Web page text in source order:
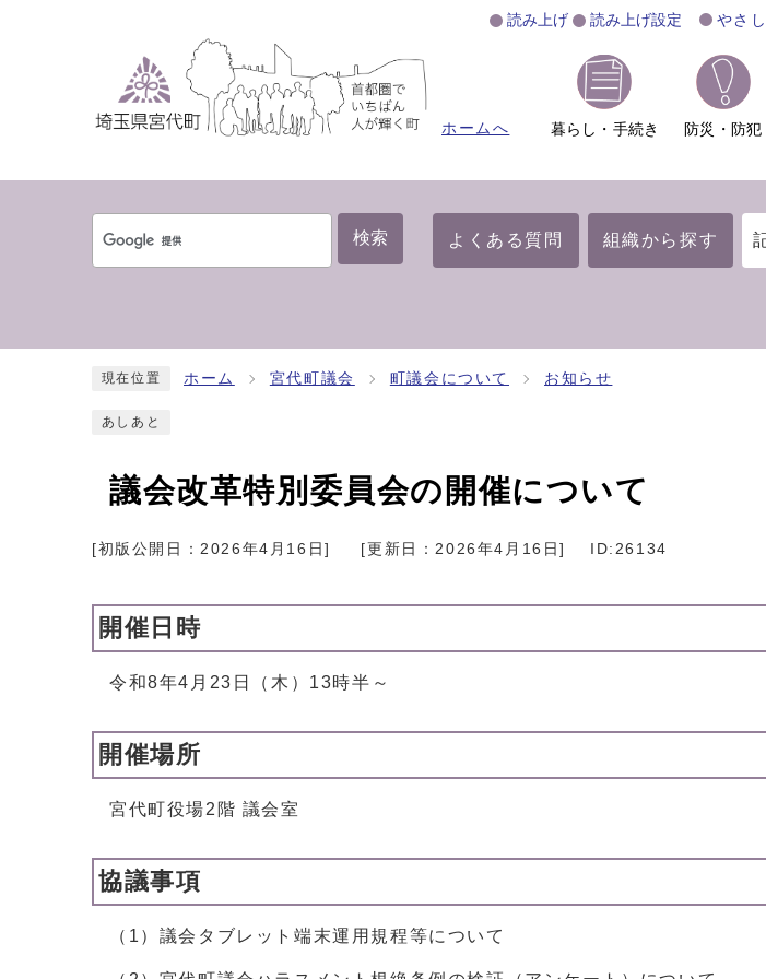
読み上げ 読み上げ設定 やさ
ホームへ 暮らし・手続き 防災・防犯
検索 よくある質問 組織から探す
現在位置 ホーム 宮代町議会 町議会について お知らせ
あしあと
議会改革特別委員会の開催について
[初版公開日：2026年4月16日] [更新日：2026年4月16日] ID:26134
開催日時
令和8年4月23日（木）13時半～
開催場所
宮代町役場2階 議会室
協議事項
（1）議会タブレット端末運用規程等について